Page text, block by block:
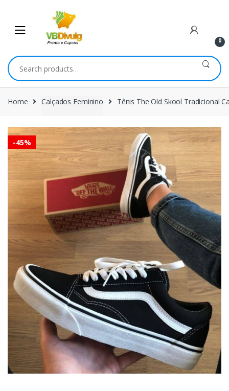
navigation
content
0
Search
for:
Home Calçados Feminino Tênis The Old Skool Tradicional
-45%